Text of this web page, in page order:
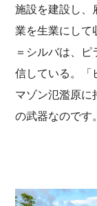
施設を建設し、
業を生業にして
＝シルバは、
信している。「
マゾン氾濫原に
の武器なのです